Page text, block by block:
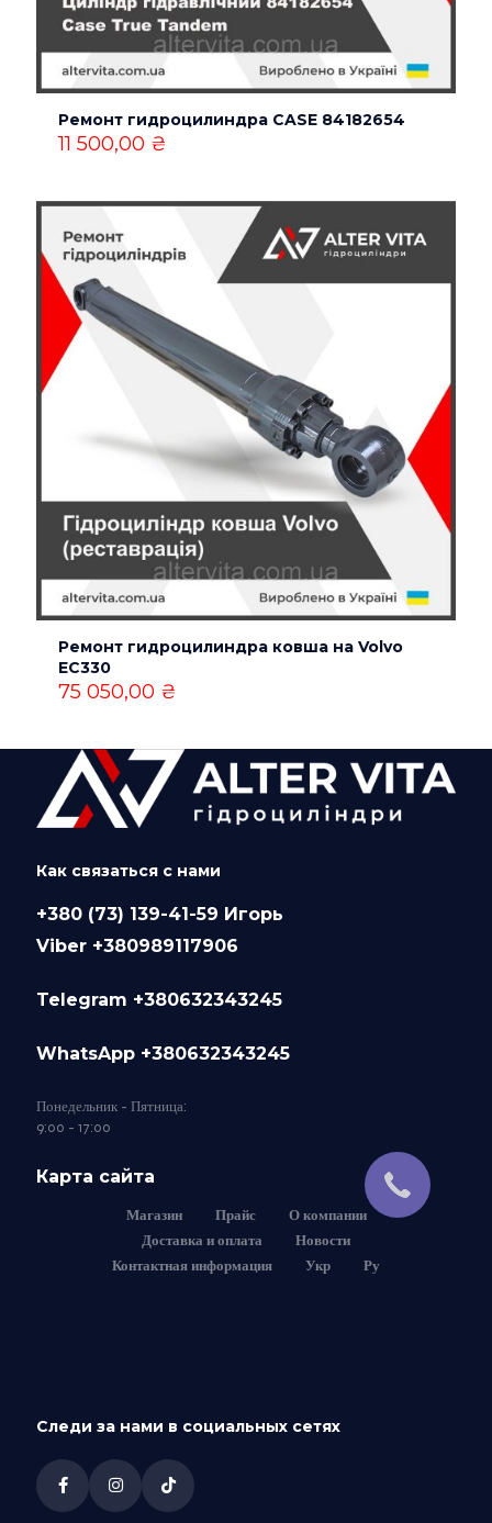
Ремонт гидроцилиндра CASE 84182654
11 500,00 ₴
Ремонт гидроцилиндра ковша на Volvo
EC330
75 050,00 ₴
Как связаться с нами
+380 (73) 139-41-59 Игорь
Viber +380989117906
Telegram +380632343245
WhatsApp +380632343245
Понедельник - Пятница:
9:00 - 17:00
Карта сайта
Магазин Прайс
О компании
Доставка и оплата
Новости
Контактная информация
Укр Ру
Следи за нами в социальных сетях